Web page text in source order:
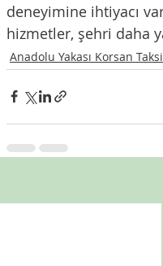
deneyimine ihtiyacı
hizmetler, şehri daha
Anadolu Yakası Korsan Taksi